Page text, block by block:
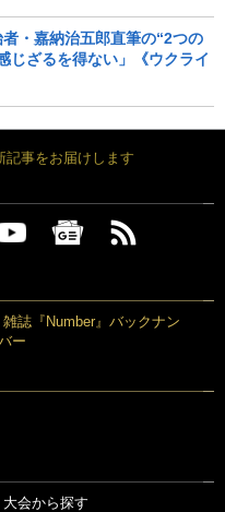
・嘉納治五郎直筆の“2つの
じざるを得ない」《ウクライ
記事をお届けします
雑誌『Number』バックナン
ー
大会から探す